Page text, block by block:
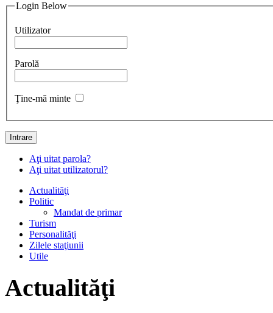
Login Below
Utilizator
Parolă
Ţine-mă minte
Intrare
Aţi uitat parola?
Aţi uitat utilizatorul?
Actualităţi
Politic
Mandat de primar
Turism
Personalităţi
Zilele staţiunii
Utile
Actualităţi